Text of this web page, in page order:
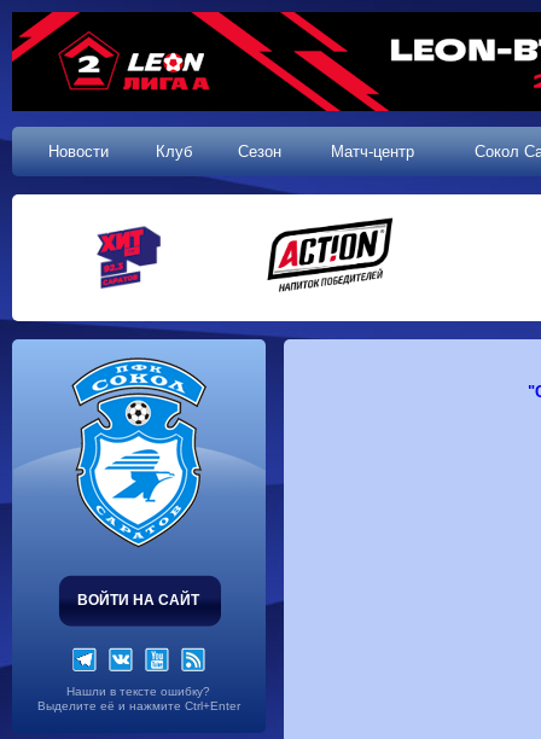
Новости Клуб Сезон Матч-центр Сокол
ВОЙТИ НА САЙТ
Нашли в тексте ошибку?
Выделите её и нажмите Ctrl+Enter